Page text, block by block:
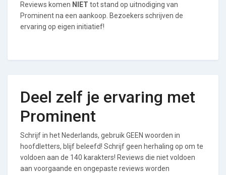
Reviews komen NIET tot stand op uitnodiging van
Prominent na een aankoop. Bezoekers schrijven de
ervaring op eigen initiatief!
Deel zelf je ervaring met
Prominent
Schrijf in het Nederlands, gebruik GEEN woorden in
hoofdletters, blijf beleefd! Schrijf geen herhaling op om te
voldoen aan de 140 karakters! Reviews die niet voldoen
aan voorgaande en ongepaste reviews worden